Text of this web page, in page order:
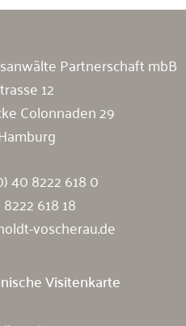
Partnerschaft mbB
12
Colonnaden 29
40 8222 618 0
618 18
voscherau.de
Visitenkarte